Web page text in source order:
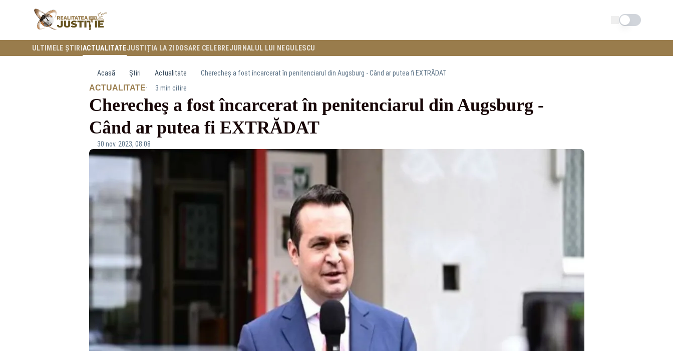
Schimba tema
ULTIMELE ȘTIRI ACTUALITATEJUSTIȚIA LA ZI DOSARE CELEBREJURNALUL LUI NEGULESCU
Acasă Știri Actualitate Cherecheş a fost încarcerat în penitenciarul din Augsburg - Când ar putea fi EXTRĂDAT
ACTUALITATE· 3 min citire
Cherecheş a fost încarcerat în penitenciarul din Augsburg -
Când ar putea fi EXTRĂDAT
30 nov. 2023, 08:08